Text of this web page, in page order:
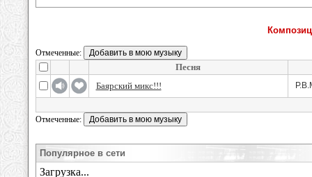
Отмеченные:
Песня
Баярский микс!!!
Отмеченные:
Популярное в сети